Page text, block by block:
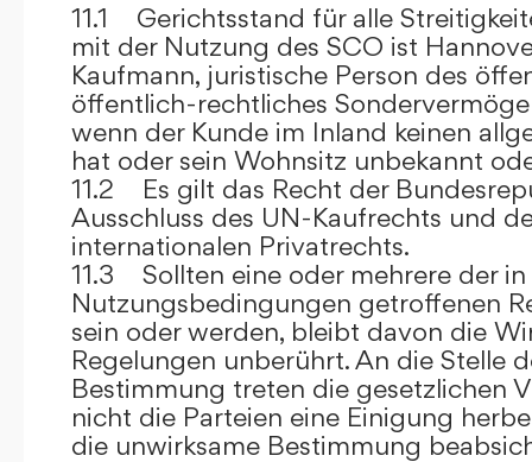
11.1 Gerichtsstand für alle
mit der Nutzung des SCO ist
Kaufmann, juristische Person des
öffentlich-rechtliches
wenn der Kunde im Inland keinen
hat oder sein Wohnsitz unbekannt
11.2 Es gilt das Recht der
Ausschluss des UN-Kaufrechts und
internationalen Privatrechts.
11.3 Sollten eine oder mehrere der in
Nutzungsbedingungen getroffenen
sein oder werden, bleibt davon die
Regelungen unberührt. An die Stelle
Bestimmung treten die gesetzlichen
nicht die Parteien eine Einigung
die unwirksame Bestimmung